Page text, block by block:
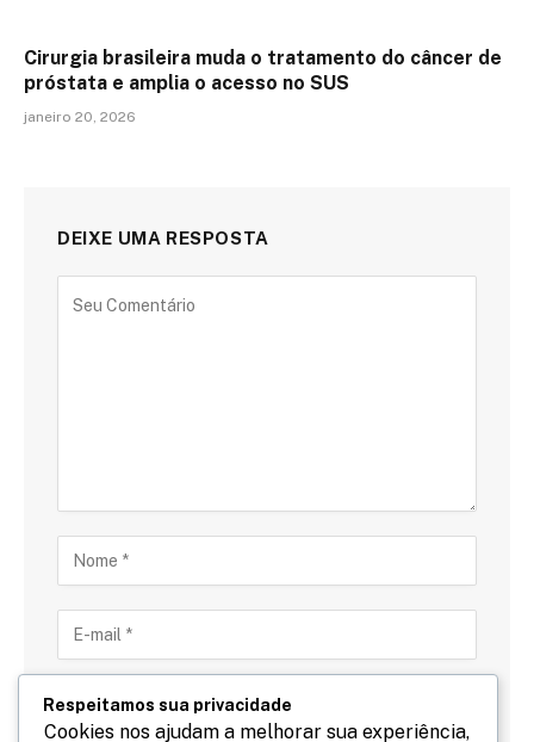
Cirurgia brasileira muda o tratamento do câncer de
próstata e amplia o acesso no SUS
janeiro 20, 2026
DEIXE UMA RESPOSTA
Respeitamos sua privacidade
Cookies nos ajudam a melhorar sua experiência,